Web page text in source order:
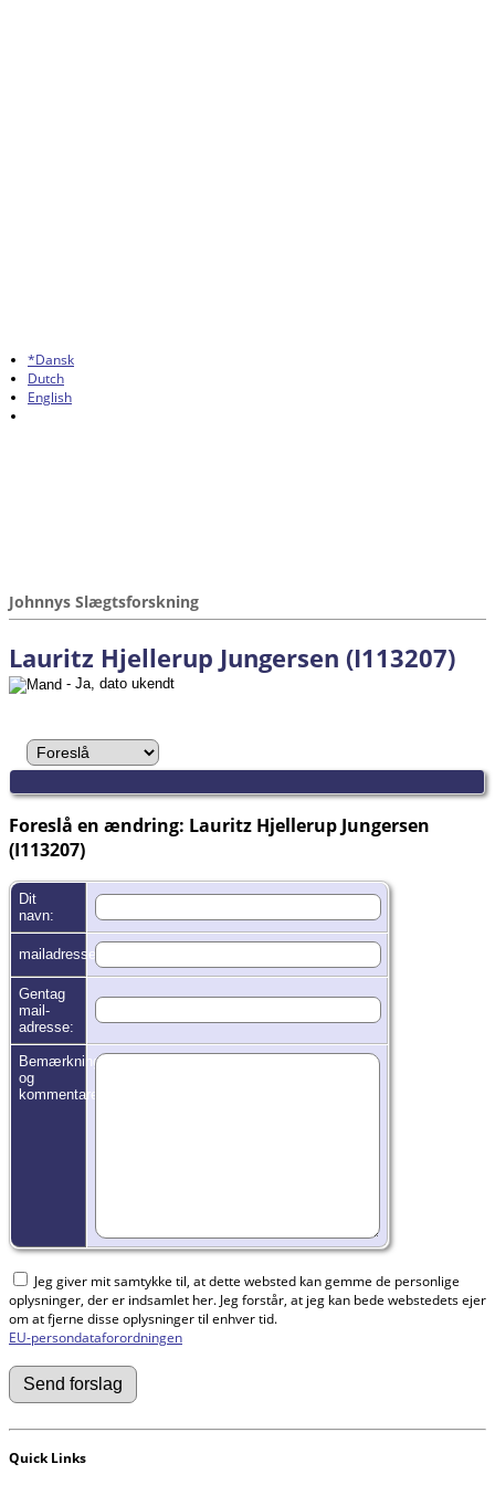
*Dansk
Dutch
English
Johnnys Slægtsforskning
Lauritz Hjellerup Jungersen (I113207)
- Ja, dato ukendt
Foreslå en ændring: Lauritz Hjellerup Jungersen
(I113207)
Dit
navn:
mailadresse:
Gentag
mail-
adresse:
Bemærkninger
og
kommentarer:
Jeg giver mit samtykke til, at dette websted kan gemme de personlige
oplysninger, der er indsamlet her. Jeg forstår, at jeg kan bede webstedets ejer
om at fjerne disse oplysninger til enhver tid.
EU-persondataforordningen
Quick Links